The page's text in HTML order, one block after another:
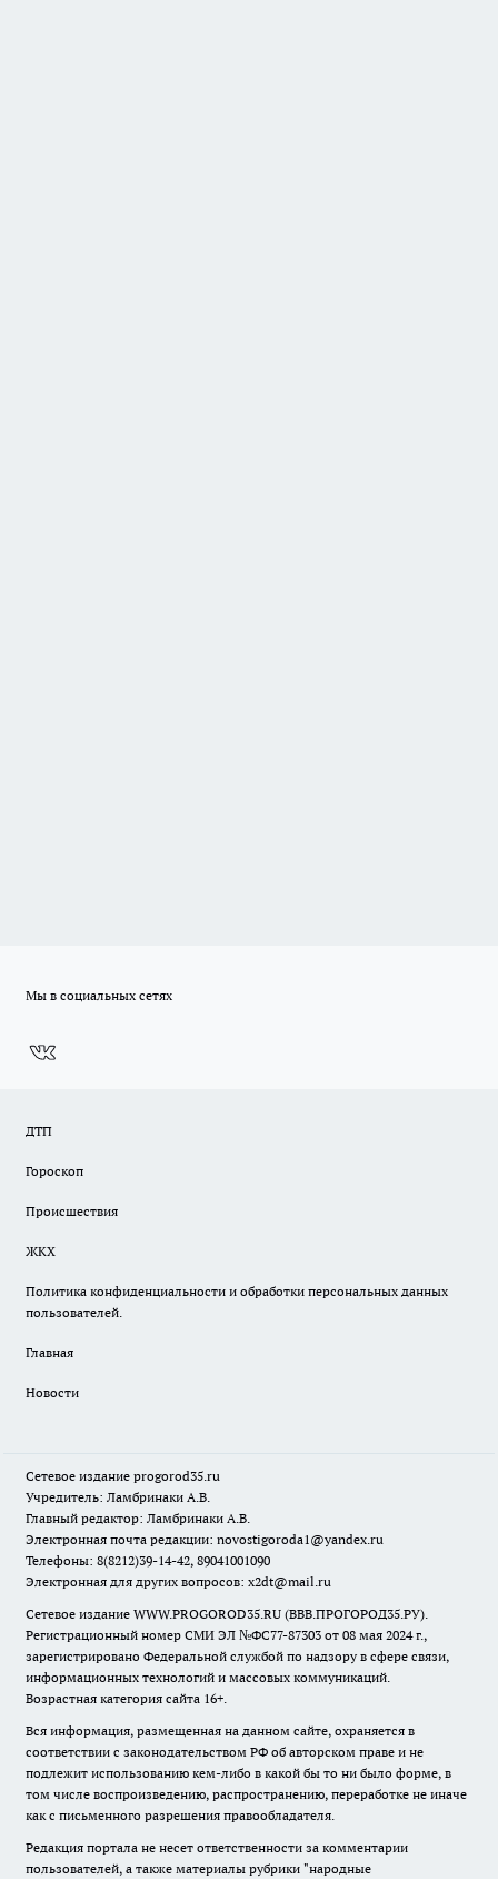
Мы в социальных сетях
ДТП
Гороскоп
Происшествия
ЖКХ
Политика конфиденциальности и обработки персональных данных
пользователей.
Главная
Новости
Сетевое издание progorod35.ru
Учредитель: Ламбринаки А.В.
Главный редактор: Ламбринаки А.В.
Электронная почта редакции: novostigoroda1@yandex.ru
Телефоны: 8(8212)39-14-42, 89041001090
Электронная для других вопросов: x2dt@mail.ru
Сетевое издание WWW.PROGOROD35.RU (ВВВ.ПРОГОРОД35.РУ).
Регистрационный номер СМИ ЭЛ №ФС77-87303 от 08 мая 2024 г.,
зарегистрировано Федеральной службой по надзору в сфере связи,
информационных технологий и массовых коммуникаций.
Возрастная категория сайта 16+.
Вся информация, размещенная на данном сайте, охраняется в
соответствии с законодательством РФ об авторском праве и не
подлежит использованию кем-либо в какой бы то ни было форме, в
том числе воспроизведению, распространению, переработке не иначе
как с письменного разрешения правообладателя.
Редакция портала не несет ответственности за комментарии
пользователей, а также материалы рубрики "народные